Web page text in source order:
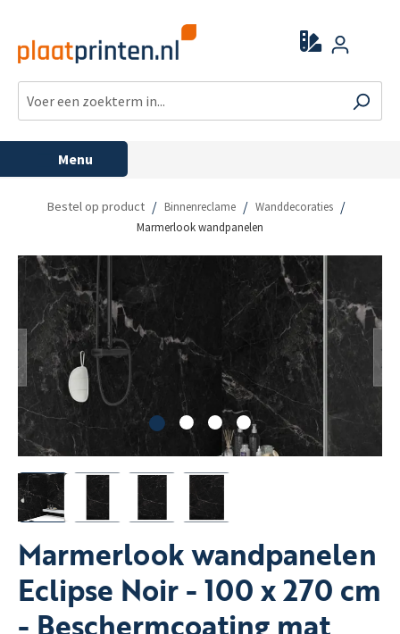
Menu
Bestel op product / Binnenreclame / Wanddecoraties /
Marmerlook wandpanelen
Marmerlook wandpanelen
Eclipse Noir - 100 x 270 cm
- Beschermcoating mat